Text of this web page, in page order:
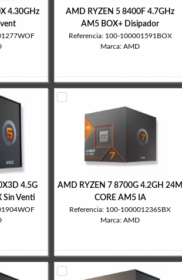
4.30GHz
AMD RYZEN 5 8400F 4.7GHz
AM5 BOX+ Disipador
Referencia: 100-100001591BOX
Marca: AMD
4.5G
Sin Venti
AMD RYZEN 7 8700G 4.2GH 24M
CORE AM5 IA
Referencia: 100-100001236SBX
Marca: AMD